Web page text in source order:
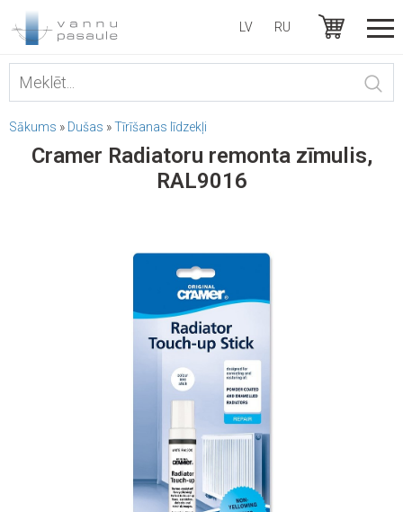
LV RU
Sākums » Dušas »Tīrīšanas līdzekļi
Cramer Radiatoru remonta zīmulis,
RAL9016